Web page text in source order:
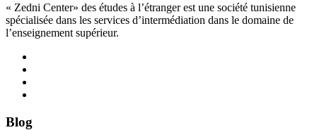
« Zedni Center» des études à l’étranger est une société tunisienne
spécialisée dans les services d’intermédiation dans le domaine de
l’enseignement supérieur.
Blog